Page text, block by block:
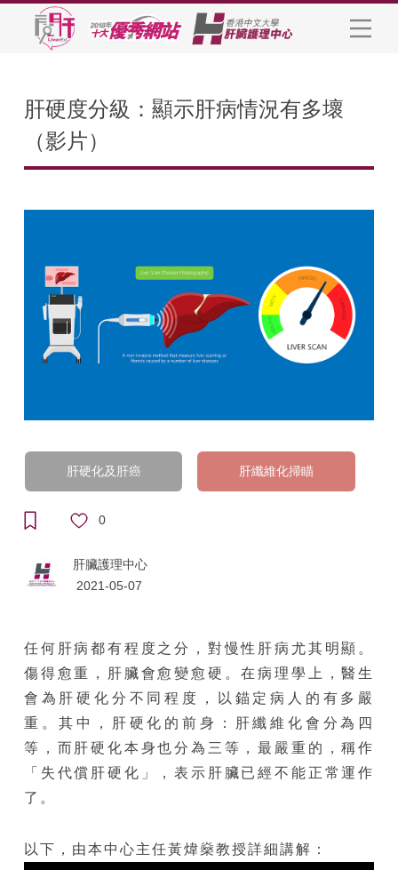
肝硬度分級：顯示肝病情況有多壞
（影片）
肝硬化及肝癌 肝纖維化掃瞄
0
肝臟護理中心
2021-05-07
任何肝病都有程度之分，對慢性肝病尤其明顯。
傷得愈重，肝臟會愈變愈硬。在病理學上，醫生
會為肝硬化分不同程度，以錨定病人的有多嚴
重。其中，肝硬化的前身：肝纖維化會分為四
等，而肝硬化本身也分為三等，最嚴重的，稱作
「失代償肝硬化」，表示肝臟已經不能正常運作
了。
以下，由本中心主任黃煒燊教授詳細講解：